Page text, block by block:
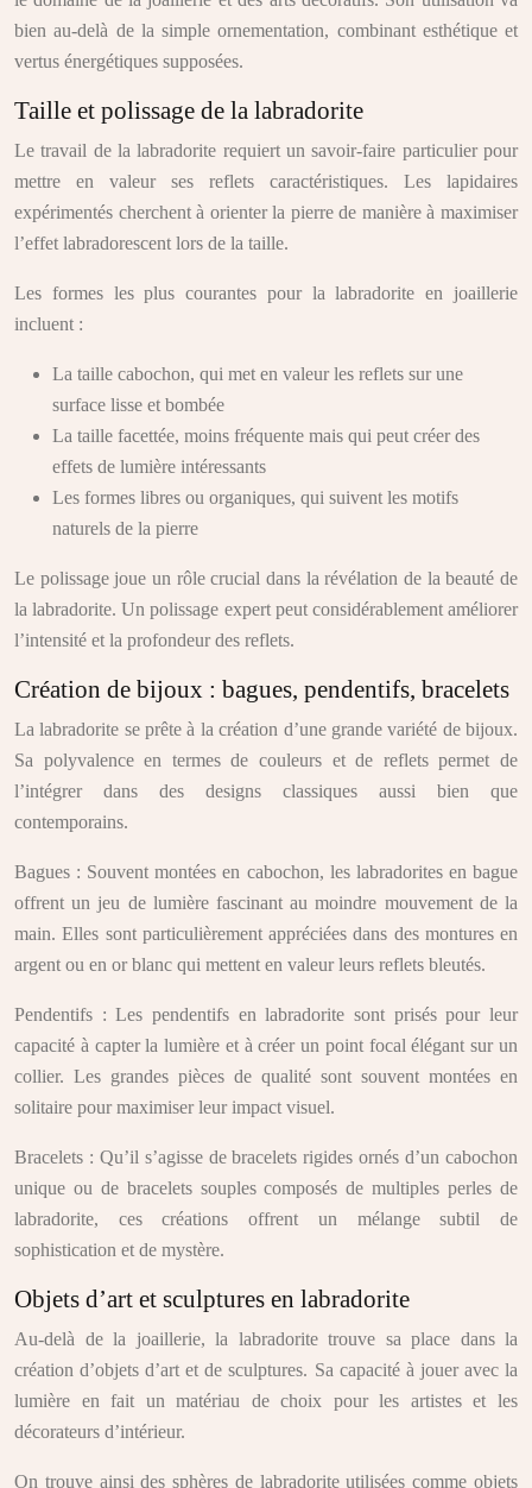
bien au-delà de la simple ornementation, combinant esthétique et
vertus énergétiques supposées.
Taille et polissage de la labradorite
Le travail de la labradorite requiert un savoir-faire particulier pour
mettre en valeur ses reflets caractéristiques. Les lapidaires
expérimentés cherchent à orienter la pierre de manière à maximiser
l’effet labradorescent lors de la taille.
Les formes les plus courantes pour la labradorite en joaillerie
incluent :
La taille cabochon, qui met en valeur les reflets sur une
surface lisse et bombée
La taille facettée, moins fréquente mais qui peut créer des
effets de lumière intéressants
Les formes libres ou organiques, qui suivent les motifs
naturels de la pierre
Le polissage joue un rôle crucial dans la révélation de la beauté de
la labradorite. Un polissage expert peut considérablement améliorer
l’intensité et la profondeur des reflets.
Création de bijoux : bagues, pendentifs, bracelets
La labradorite se prête à la création d’une grande variété de bijoux.
Sa polyvalence en termes de couleurs et de reflets permet de
l’intégrer dans des designs classiques aussi bien que
contemporains.
Bagues : Souvent montées en cabochon, les labradorites en bague
offrent un jeu de lumière fascinant au moindre mouvement de la
main. Elles sont particulièrement appréciées dans des montures en
argent ou en or blanc qui mettent en valeur leurs reflets bleutés.
Pendentifs : Les pendentifs en labradorite sont prisés pour leur
capacité à capter la lumière et à créer un point focal élégant sur un
collier. Les grandes pièces de qualité sont souvent montées en
solitaire pour maximiser leur impact visuel.
Bracelets : Qu’il s’agisse de bracelets rigides ornés d’un cabochon
unique ou de bracelets souples composés de multiples perles de
labradorite, ces créations offrent un mélange subtil de
sophistication et de mystère.
Objets d’art et sculptures en labradorite
Au-delà de la joaillerie, la labradorite trouve sa place dans la
création d’objets d’art et de sculptures. Sa capacité à jouer avec la
lumière en fait un matériau de choix pour les artistes et les
décorateurs d’intérieur.
On trouve ainsi des sphères de labradorite utilisées comme objets